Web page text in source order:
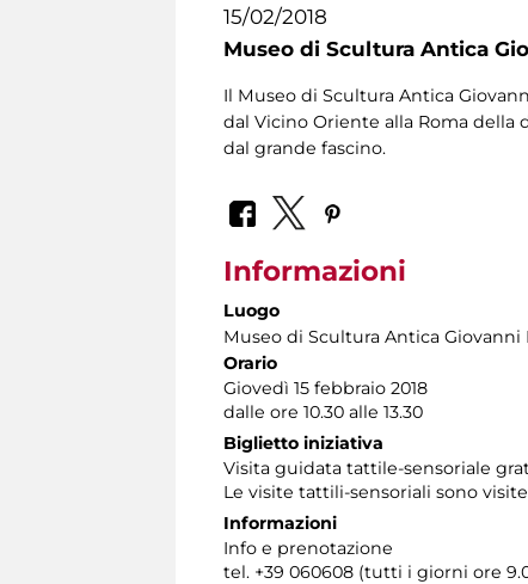
15/02/2018
Museo di Scultura Antica
Il Museo di Scultura Antica
dal Vicino Oriente alla Roma della
dal grande fascino.
Informazioni
Luogo
Museo di Scultura Antica Giovanni
Orario
Giovedì 15 febbraio 2018
dalle ore 10.30 alle 13.30
Biglietto iniziativa
Visita guidata tattile-sensoriale
Le visite tattili-sensoriali sono
Informazioni
Info e prenotazione
tel. +39 060608 (tutti i giorni ore